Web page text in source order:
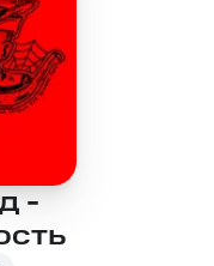
-